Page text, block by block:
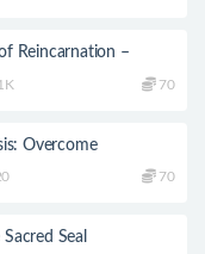
Reincarnation –
70
Overcome
70
Seal